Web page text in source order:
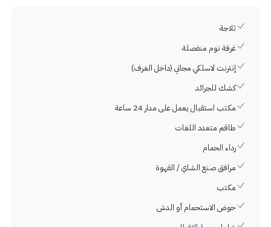
ثلاجة
غرفة نوم منفصلة
إنترنت لاسلكي مجاني (داخل الغرف)
كشك للجرائد
مكتب استقبال يعمل على مدار 24 ساعة
طاقم متعدد اللغات
رداء الحمام
مرافق صنع الشاي / القهوة
مكتب
حوض الاستحمام أو الدش